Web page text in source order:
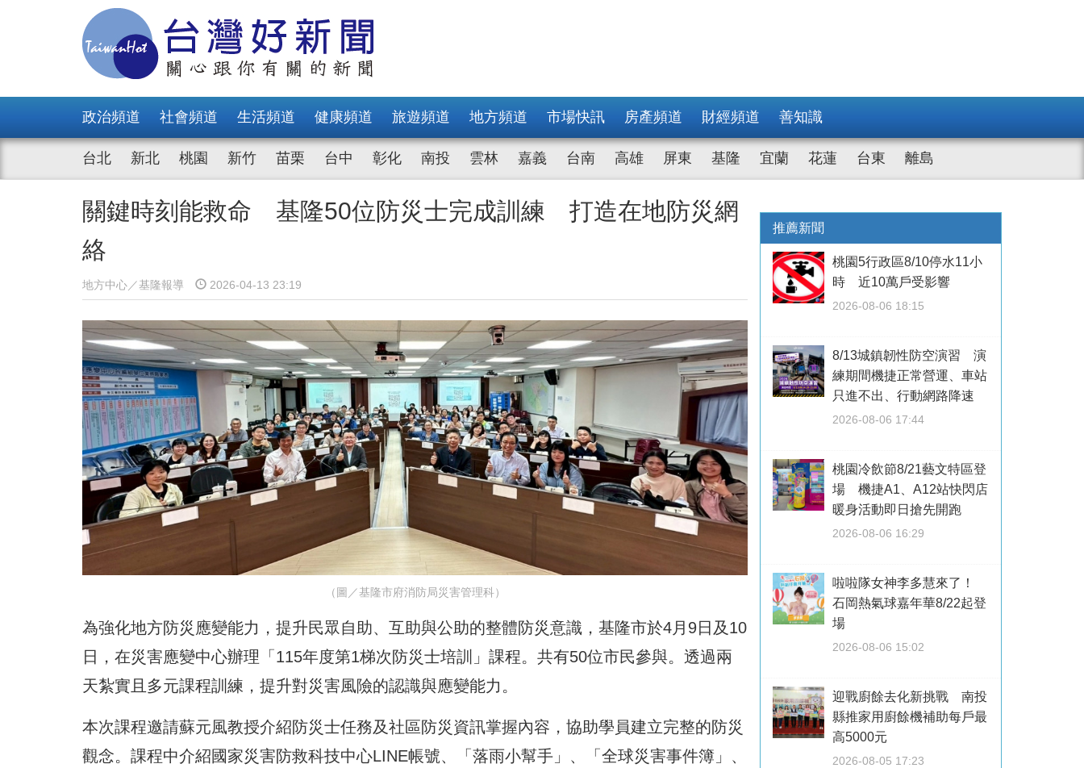
政治頻道 社會頻道 生活頻道 健康頻道 旅遊頻道 地方頻道 市場快訊 房產頻道 財經頻道 善知識
台北 新北 桃園 新竹 苗栗 台中 彰化 南投 雲林 嘉義 台南 高雄 屏東 基隆 宜蘭 花蓮 台東 離島
關鍵時刻能救命 基隆50位防災士完成訓練 打造在地防災網
絡
地方中心／基隆報導 2026-04-13 23:19
（圖／基隆市府消防局災害管理科）
為強化地方防災應變能力，提升民眾自助、互助與公助的整體防災意識，基隆市於4月9日及10
日，在災害應變中心辦理「115年度第1梯次防災士培訓」課程。共有50位市民參與。透過兩
天紮實且多元課程訓練，提升對災害風險的認識與應變能力。
本次課程邀請蘇元風教授介紹防災士任務及社區防災資訊掌握內容，協助學員建立完整的防災
觀念。課程中介紹國家災害防救科技中心LINE帳號、「落雨小幫手」、「全球災害事件簿」、
推薦新聞
桃園5行政區8/10停水11小
時 近10萬戶受影響
2026-08-06 18:15
8/13城鎮韌性防空演習 演
練期間機捷正常營運、車站
只進不出、行動網路降速
2026-08-06 17:44
桃園冷飲節8/21藝文特區登
場 機捷A1、A12站快閃店
暖身活動即日搶先開跑
2026-08-06 16:29
啦啦隊女神李多慧來了！
石岡熱氣球嘉年華8/22起登
場
2026-08-06 15:02
迎戰廚餘去化新挑戰 南投
縣推家用廚餘機補助每戶最
高5000元
2026-08-05 17:23